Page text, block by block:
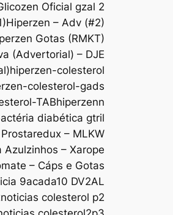
Oficial gzal 2
Hiperzen – Adv (#2)
Gotas (RMKT)
(Advertorial) – DJE
hiperzen-colesterol
colesterol-gads
TABhiperzenn
diabética gtril
– MLKW
– Xarope
– Cáps e Gotas
9acada10 DV2AL
noticias colesterol p2